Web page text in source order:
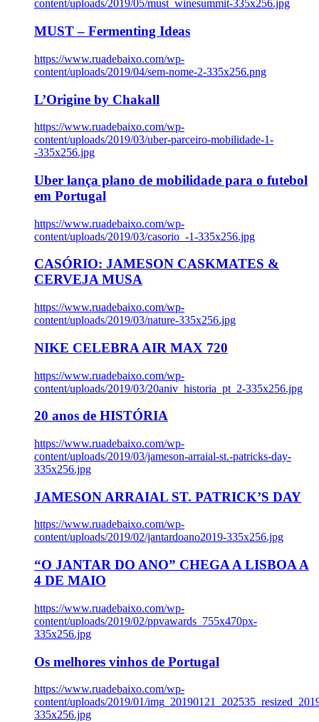
content/uploads/2019/05/must_winesummit-335x256.jpg
MUST – Fermenting Ideas
https://www.ruadebaixo.com/wp-
content/uploads/2019/04/sem-nome-2-335x256.png
L’Origine by Chakall
https://www.ruadebaixo.com/wp-
content/uploads/2019/03/uber-parceiro-mobilidade-1-
-335x256.jpg
Uber lança plano de mobilidade para o futebol
em Portugal
https://www.ruadebaixo.com/wp-
content/uploads/2019/03/casorio_-1-335x256.jpg
CASÓRIO: JAMESON CASKMATES &
CERVEJA MUSA
https://www.ruadebaixo.com/wp-
content/uploads/2019/03/nature-335x256.jpg
NIKE CELEBRA AIR MAX 720
https://www.ruadebaixo.com/wp-
content/uploads/2019/03/20aniv_historia_pt_2-335x256.jpg
20 anos de HISTÓRIA
https://www.ruadebaixo.com/wp-
content/uploads/2019/03/jameson-arraial-st.-patricks-day-
335x256.jpg
JAMESON ARRAIAL ST. PATRICK’S DAY
https://www.ruadebaixo.com/wp-
content/uploads/2019/02/jantardoano2019-335x256.jpg
“O JANTAR DO ANO” CHEGA A LISBOA A
4 DE MAIO
https://www.ruadebaixo.com/wp-
content/uploads/2019/02/ppvawards_755x470px-
335x256.jpg
Os melhores vinhos de Portugal
https://www.ruadebaixo.com/wp-
content/uploads/2019/01/
335x256.jpg